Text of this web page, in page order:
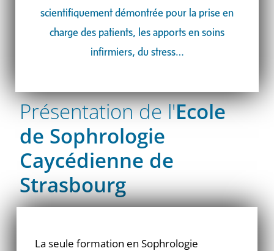
scientifiquement démontrée pour la prise en
charge des patients, les apports en soins
infirmiers, du stress…
Présentation de l'Ecole
de Sophrologie
Caycédienne de
Strasbourg
La seule formation en Sophrologie